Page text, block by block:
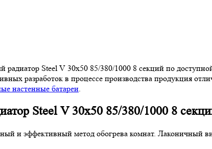
Steel V 30х50 85/380/1000 8 секций по
разработок в процессе производства продукция
настенные батареи
Steel V 30х50 85/380/1000 8
и эффективный метод обогрева комнат. Лаконичный